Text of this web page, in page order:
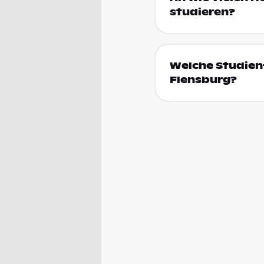
studieren?
Welche
Flensburg?